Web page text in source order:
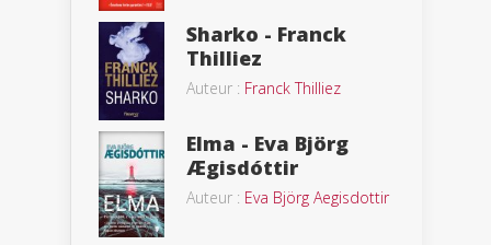
Sharko - Franck
Thilliez
Auteur : Franck Thilliez
Elma - Eva Björg
Ægisdóttir
Auteur : Eva Björg Aegisdottir